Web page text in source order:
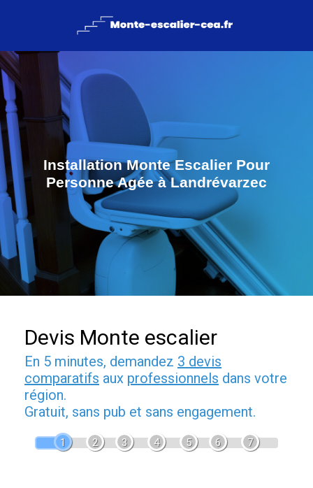
Installation Monte Escalier Pour
Personne Agée à Landrévarzec
Devis Monte escalier
En 5 minutes, demandez 3 devis
comparatifs aux professionnels dans votre
région.
Gratuit, sans pub et sans engagement.
1 2 3 4 5 6 7